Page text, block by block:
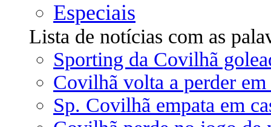
Especiais
Lista de notícias com as
Sporting da Covilhã
Covilhã volta a perder em
Sp. Covilhã empata em